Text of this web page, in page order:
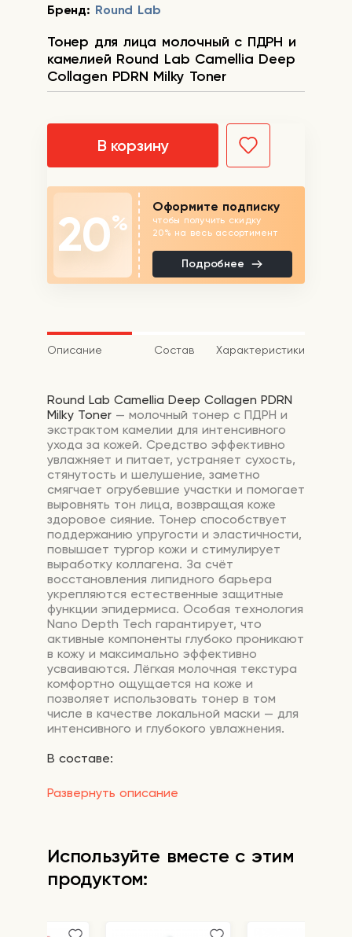
Бренд: Round Lab
Тонер для лица молочный с ПДРН и
камелией Round Lab Camellia Deep
Collagen PDRN Milky Toner
В корзину
20%
Оформите подписку
чтобы получить скидку
20% на весь ассортимент
Подробнее
Описание Состав Характеристики
Развернуть описание
Round Lab Camellia Deep Collagen PDRN
Milky Toner — молочный тонер с ПДРН и
экстрактом камелии для интенсивного
ухода за кожей. Средство эффективно
увлажняет и питает, устраняет сухость,
стянутость и шелушение, заметно
смягчает огрубевшие участки и помогает
выровнять тон лица, возвращая коже
здоровое сияние. Тонер способствует
поддержанию упругости и эластичности,
повышает тургор кожи и стимулирует
выработку коллагена. За счёт
восстановления липидного барьера
укрепляются естественные защитные
функции эпидермиса. Особая технология
Nano Depth Tech гарантирует, что
активные компоненты глубоко проникают
в кожу и максимально эффективно
усваиваются. Лёгкая молочная текстура
комфортно ощущается на коже и
позволяет использовать тонер в том
числе в качестве локальной маски — для
интенсивного и глубокого увлажнения.
В составе:
Camellia Collagenol™— комплекс из
экстракта камелии, кверцетина и
синтез коллагена, снимает воспаление и
выравнивает тон.
Растительный ПДРН
синтеза новых коллагеновых и
Используйте вместе с этим
продуктом: